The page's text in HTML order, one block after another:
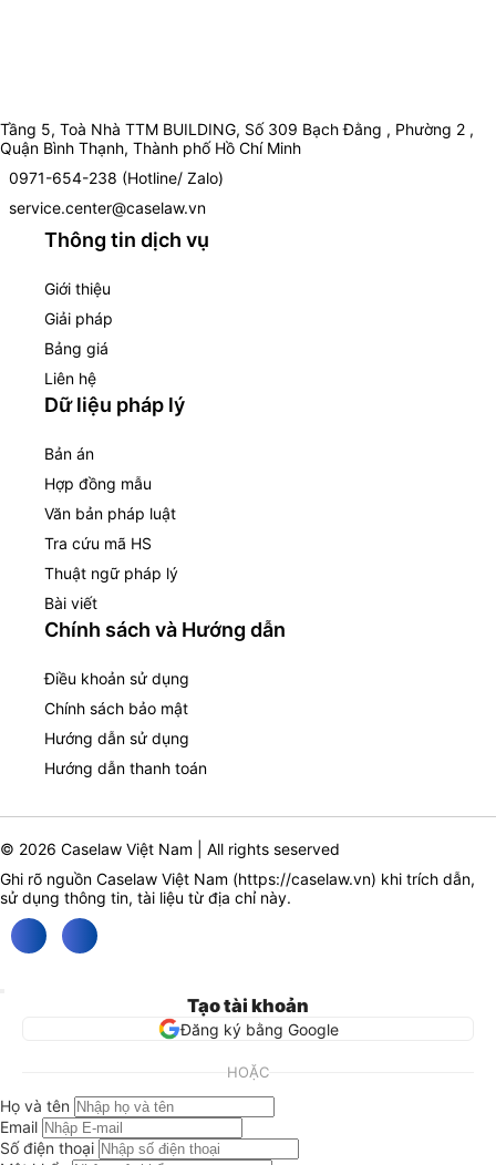
Tầng 5, Toà Nhà TTM BUILDING, Số 309 Bạch Đằng , Phường 2 ,
Quận Bình Thạnh, Thành phố Hồ Chí Minh
0971-654-238 (Hotline/ Zalo)
service.center@caselaw.vn
Thông tin dịch vụ
Giới thiệu
Giải pháp
Bảng giá
Liên hệ
Dữ liệu pháp lý
Bản án
Hợp đồng mẫu
Văn bản pháp luật
Tra cứu mã HS
Thuật ngữ pháp lý
Bài viết
Chính sách và Hướng dẫn
Điều khoản sử dụng
Chính sách bảo mật
Hướng dẫn sử dụng
Hướng dẫn thanh toán
© 2026 Caselaw Việt Nam | All rights seserved
Ghi rõ nguồn Caselaw Việt Nam (https://caselaw.vn) khi trích dẫn,
sử dụng thông tin, tài liệu từ địa chỉ này.
Tạo tài khoản
Đăng ký bằng Google
HOẶC
Họ và tên
Email
Số điện thoại